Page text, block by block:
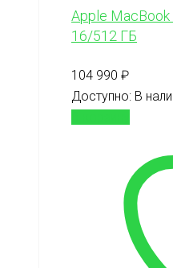
Apple
16/512 ГБ
104 990 ₽
Доступно: В